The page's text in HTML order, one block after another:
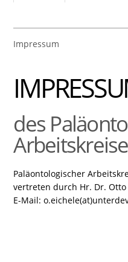
Impressum
des
Paläontologischer
vertreten durch Hr. Dr. Otto
E-Mail: